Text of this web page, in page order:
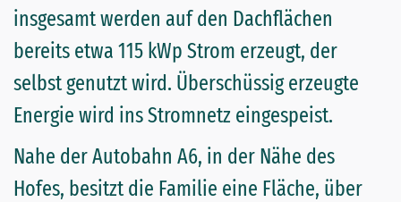
insgesamt werden auf den Dachflächen
bereits etwa 115 kWp Strom erzeugt, der
selbst genutzt wird. Überschüssig erzeugte
Energie wird ins Stromnetz eingespeist.
Nahe der Autobahn A6, in der Nähe des
Hofes, besitzt die Familie eine Fläche, über